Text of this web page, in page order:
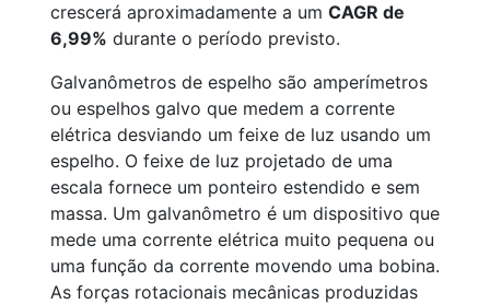
crescerá aproximadamente a um CAGR de
6,99% durante o período previsto.
Galvanômetros de espelho são amperímetros
ou espelhos galvo que medem a corrente
elétrica desviando um feixe de luz usando um
espelho. O feixe de luz projetado de uma
escala fornece um ponteiro estendido e sem
massa. Um galvanômetro é um dispositivo que
mede uma corrente elétrica muito pequena ou
uma função da corrente movendo uma bobina.
As forças rotacionais mecânicas produzidas